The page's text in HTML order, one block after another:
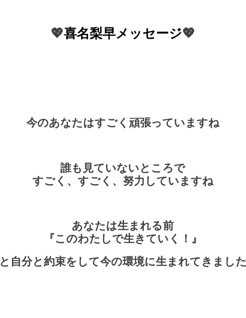
💖喜名梨早メッセージ💖
今のあなたはすごく頑張っていますね
誰も見ていないところで
すごく、すごく、努力していますね
あなたは生まれる前
『このわたしで生きていく！』
と自分と約束をして今の環境に生まれてきました